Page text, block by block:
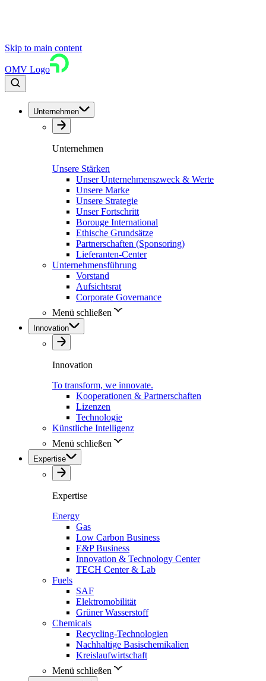
Skip to main content
OMV Logo
Unternehmen
Unternehmen
Unsere Stärken
Unser Unternehmenszweck & Werte
Unsere Marke
Unsere Strategie
Unser Fortschritt
Borouge International
Ethische Grundsätze
Partnerschaften (Sponsoring)
Lieferanten-Center
Unternehmensführung
Vorstand
Aufsichtsrat
Corporate Governance
Menü schließen
Innovation
Innovation
To transform, we innovate.
Kooperationen & Partnerschaften
Lizenzen
Technologie
Künstliche Intelligenz
Menü schließen
Expertise
Expertise
Energy
Gas
Low Carbon Business
E&P Business
Innovation & Technology Center
TECH Center & Lab
Fuels
SAF
Elektromobilität
Grüner Wasserstoff
Chemicals
Recycling-Technologien
Nachhaltige Basischemikalien
Kreislaufwirtschaft
Menü schließen